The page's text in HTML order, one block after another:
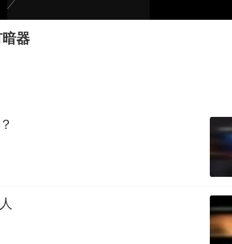
姨”：叫的其实是“媒姨”
去景区上班被保安拦下
逆袭成4200亿银行副行长
器